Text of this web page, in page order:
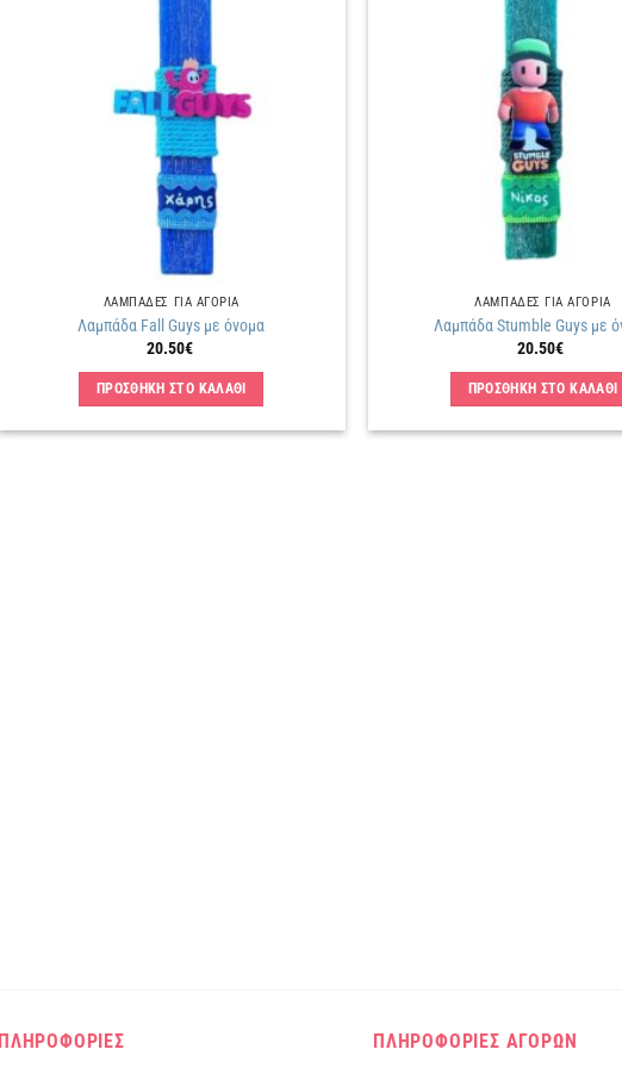
ΛΑΜΠΑΔΕΣ ΓΙΑ ΑΓΟΡΙΑ
Λαμπάδα Fall Guys με όνομα
20.50€
ΠΡΟΣΘΗΚΗ ΣΤΟ ΚΑΛΑΘΙ
ΛΑΜΠΑΔΕΣ ΓΙΑ ΑΓΟΡΙΑ
Λαμπάδα Stumble Guys με
20.50€
ΠΡΟΣΘΗΚΗ ΣΤΟ ΚΑΛΑΘΙ
ΠΛΗΡΟΦΟΡΙΕΣ ΠΛΗΡΟΦΟΡΙΕΣ ΑΓΟΡΩΝ